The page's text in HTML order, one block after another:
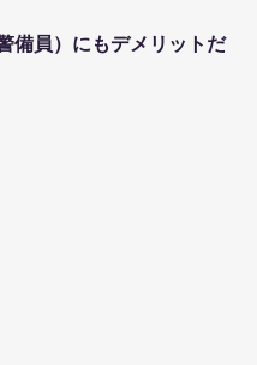
備員）にもデメリットだ